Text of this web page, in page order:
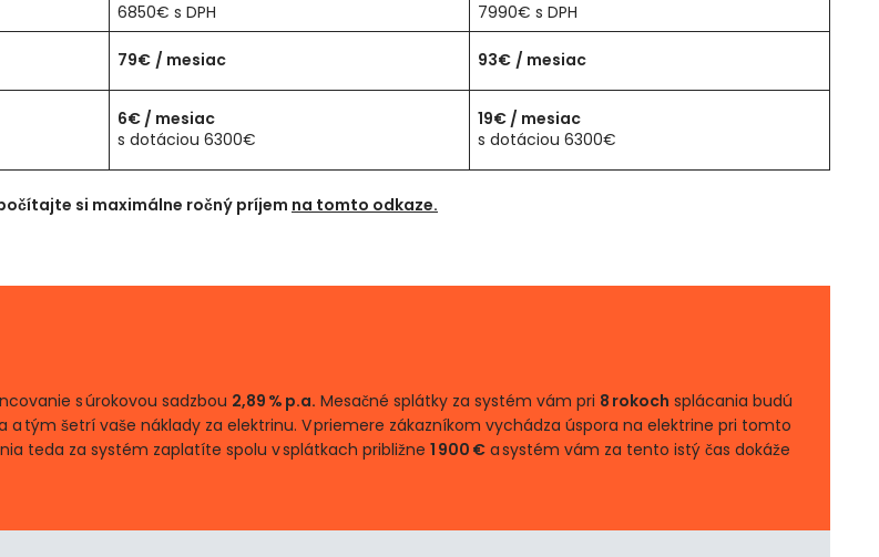
6850€ s DPH
7990€ s DPH
79€ / mesiac 93€ / mesiac
6€ / mesiac
s dotáciou 6300€
19€ / mesiac
s dotáciou 6300€
si maximálne ročný príjem na tomto odkaze.
s úrokovou sadzbou 2,89 % p.a. Mesačné splátky za systém vám pri 8 rokoch splácania budú
tým šetrí vaše náklady za elektrinu. V priemere zákazníkom vychádza úspora na elektrine pri tomto
teda za systém zaplatíte spolu v splátkach približne 1 900 € a systém vám za tento istý čas dokáže